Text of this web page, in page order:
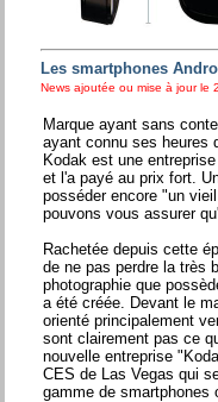
Les smartphones
News ajoutée ou mise à jour le
Marque ayant sans
ayant connu ses heures
Kodak est une
et l'a payé au prix fort.
posséder encore "un
pouvons vous assurer
Rachetée depuis cette
de ne pas perdre la très
photographie que
a été créée. Devant le
orienté principalement
sont clairement pas ce
nouvelle entreprise
CES de Las Vegas qui
gamme de smartphones